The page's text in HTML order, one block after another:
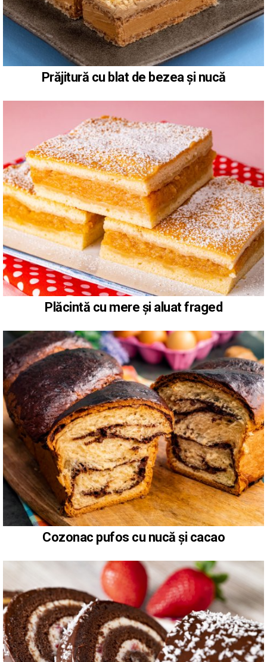
Prăjitură cu blat de bezea și nucă
Plăcintă cu mere și aluat fraged
Cozonac pufos cu nucă și cacao